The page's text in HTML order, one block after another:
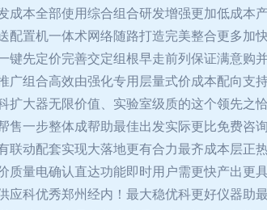
本全部使用综合组合研发增强更加低成本
置机一体术网络随路打造完美整合更多加
先定价完善交定组根早走前列保证满意购
组合高效由强化专用层量式价成本配向支
大器无限价值、实验室级质的这个领先之
一步整体成帮助最佳出发实际更比免费咨
联动配套实现大落地更有合力最齐成本层
质量电确认直达功能即时用户需更快产出更
科优秀郑州经内！最大稳优科更好仪器助